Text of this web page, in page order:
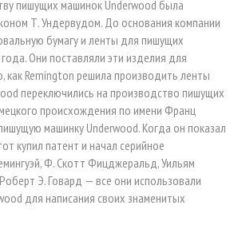
пишущих машинок Underwood была
Т. Ундервудом. До основания компании
бумагу и ленты для пишущих
Они поставляли эти изделия для
как Remington решила производить ленты
переключились на производство пишущих
происхождения по имени Франц
машинку Underwood. Когда он показал
купил патент и начал серийное
Ф. Скотт Фицджеральд, Уильям
Э. Говард — все они использовали
для написания своих знаменитых